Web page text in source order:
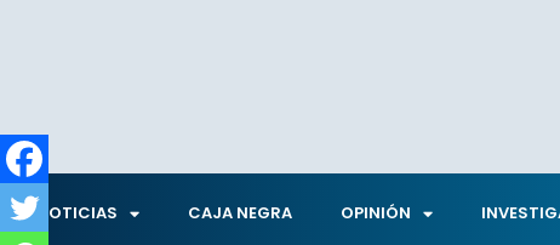
NOTICIAS CAJA NEGRA OPINIÓN